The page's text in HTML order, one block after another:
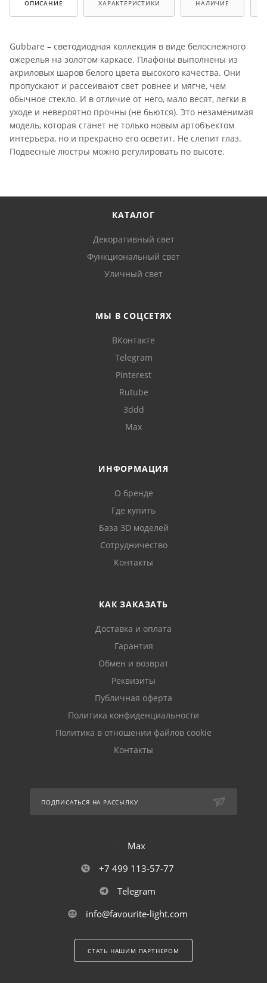
ОПИСАНИЕ ХАРАКТЕРИСТИКИ НАЛИЧИЕ
Gubbare – светодиодная коллекция в виде белоснежного
ожерелья на золотом каркасе. Плафоны выполнены из
акриловых шаров белого цвета высокого качества. Они
пропускают и рассеивают свет ровнее и мягче, чем
обычное стекло. И в отличие от него, мало весят, легки в
уходе и невероятно прочны (не бьются). Это незаменимая
модель, которая станет не только новым артобъектом
интерьера, но и прекрасно его осветит. Не слепит глаз.
Подвесные люстры можно регулировать по высоте.
КАТАЛОГ
Декоративный свет
Функциональный свет
Уличный свет
МЫ В СОЦСЕТЯХ
ВКонтакте
Telegram
Pinterest
Rutube
3ddd
Max
ИНФОРМАЦИЯ
О бренде
Где купить
База 3D моделей
Сотрудничество
Контакты
КАК ЗАКАЗАТЬ
Доставка и оплата
Гарантия
Обмен и возврат
Реквизиты
Публичная оферта
Политика конфиденциальности
Политика в отношении файлов cookie
Контакты
ПОДПИСАТЬСЯ НА РАССЫЛКУ
Max
+7 499 113-57-77
Telegram
info@favourite-light.com
СТАТЬ НАШИМ ПАРТНЕРОМ